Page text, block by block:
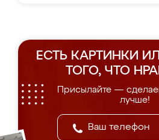
ЕСТЬ КАРТИНКИ
ТОГО, ЧТО
Присылайте —
лучше!